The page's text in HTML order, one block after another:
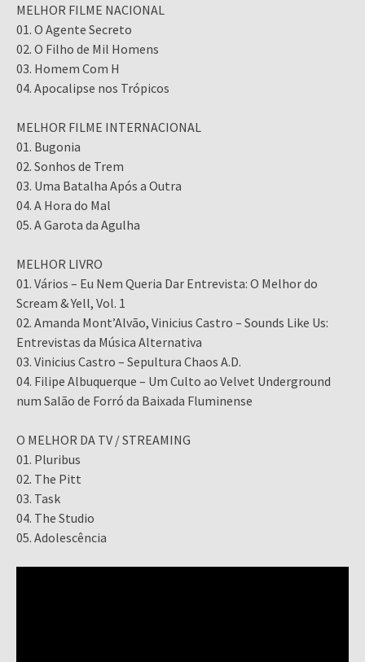
MELHOR FILME NACIONAL
01. O Agente Secreto
02. O Filho de Mil Homens
03. Homem Com H
04. Apocalipse nos Trópicos
MELHOR FILME INTERNACIONAL
01. Bugonia
02. Sonhos de Trem
03. Uma Batalha Após a Outra
04. A Hora do Mal
05. A Garota da Agulha
MELHOR LIVRO
01. Vários – Eu Nem Queria Dar Entrevista: O Melhor do
Scream & Yell, Vol. 1
02. Amanda Mont’Alvão, Vinicius Castro – Sounds Like Us:
Entrevistas da Música Alternativa
03. Vinicius Castro – Sepultura Chaos A.D.
04. Filipe Albuquerque – Um Culto ao Velvet Underground
num Salão de Forró da Baixada Fluminense
O MELHOR DA TV / STREAMING
01. Pluribus
02. The Pitt
03. Task
04. The Studio
05. Adolescência